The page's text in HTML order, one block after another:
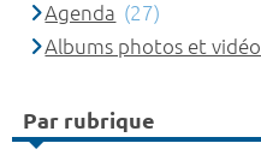
Agenda (27)
Albums photos et vidéo
Par rubrique